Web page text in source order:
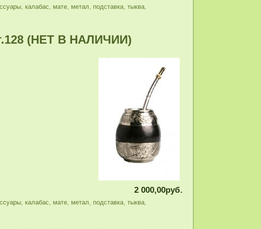
, калабас, мате, метал, подставка, тыква,
(НЕТ В НАЛИЧИИ)
2 000,00руб.
, калабас, мате, метал, подставка, тыква,